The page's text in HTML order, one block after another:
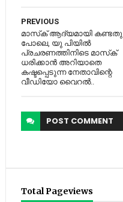
PREVIOUS
മാസ്‌ക് ആദ്യമായി കണ്ടതു
പോലെ, യു പിയില്‍
പ്രചരണത്തിനിടെ മാസ്‌ക്
ധരിക്കാന്‍ അറിയാതെ
കഷ്ടപ്പെടുന്ന നേതാവിന്റെ
വീഡിയോ വൈറൽ..
POST COMMENT
Total Pageviews